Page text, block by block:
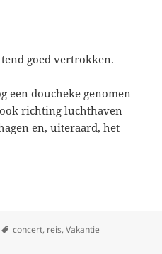
goed vertrokken.
een doucheke genomen
richting luchthaven
en, uiteraard, het
Tags
concert, reis,Vakantie